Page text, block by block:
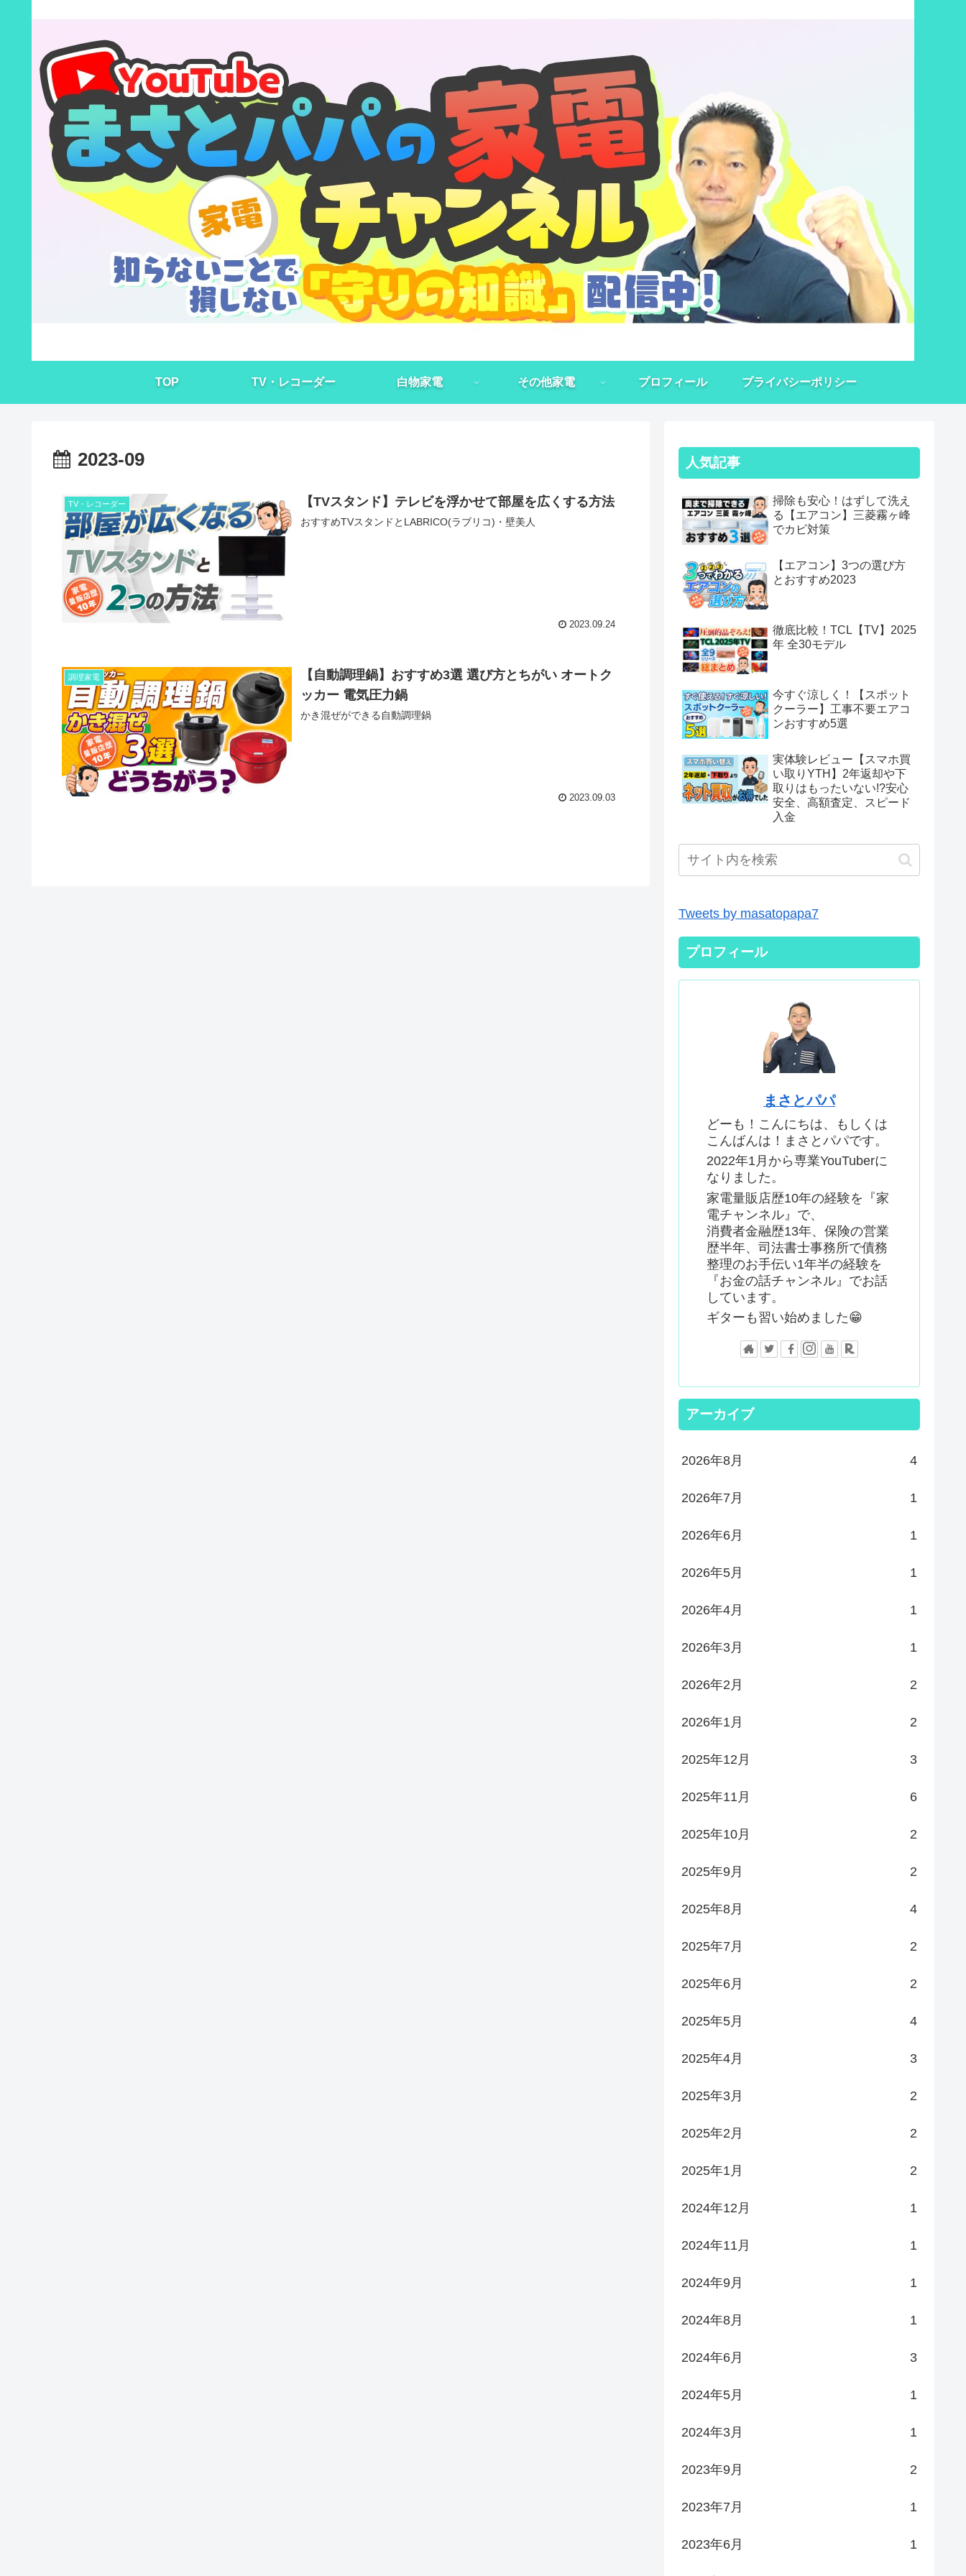
TOP TV・レコーダー 白物家電 その他家電 プロフィール プライバシーポリシー
2023-09
TV・レコーダー 【TVスタンド】テレビを浮かせて部屋を広くする方法
おすすめTVスタンドとLABRICO(ラブリコ)・壁美人
2023.09.24
調理家電
【自動調理鍋】おすすめ3選 選び方とちがい オートク
ッカー 電気圧力鍋
かき混ぜができる自動調理鍋
2023.09.03
人気記事
掃除も安心！はずして洗え
る【エアコン】三菱霧ヶ峰
でカビ対策
【エアコン】3つの選び方
とおすすめ2023
徹底比較！TCL【TV】2025
年 全30モデル
今すぐ涼しく！【スポット
クーラー】工事不要エアコ
ンおすすめ5選
実体験レビュー【スマホ買
い取りYTH】2年返却や下
取りはもったいない!?安心
安全、高額査定、スピード
入金
Tweets by masatopapa7
プロフィール
まさとパパ
どーも！こんにちは、もしくは
こんばんは！まさとパパです。
2022年1月から専業YouTuberに
なりました。
家電量販店歴10年の経験を『家
電チャンネル』で、
消費者金融歴13年、保険の営業
歴半年、司法書士事務所で債務
整理のお手伝い1年半の経験を
『お金の話チャンネル』でお話
しています。
ギターも習い始めました😁
アーカイブ
2026年8月 4
2026年7月 1
2026年6月 1
2026年5月 1
2026年4月 1
2026年3月 1
2026年2月 2
2026年1月 2
2025年12月 3
2025年11月 6
2025年10月 2
2025年9月 2
2025年8月 4
2025年7月 2
2025年6月 2
2025年5月 4
2025年4月 3
2025年3月 2
2025年2月 2
2025年1月 2
2024年12月 1
2024年11月 1
2024年9月 1
2024年8月 1
2024年6月 3
2024年5月 1
2024年3月 1
2023年9月 2
2023年7月 1
2023年6月 1